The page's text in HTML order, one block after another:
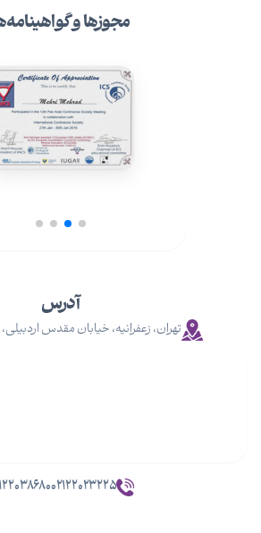
آدرس
تهران، زعفرانیه، خیابان مقدس اردبیلی، پلاک ۱۰۰،
۰۲۱۲۲۰۲۳۲۲۵
مجوزها و